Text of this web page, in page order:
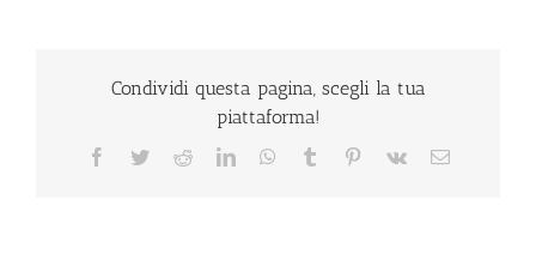
Condividi questa pagina, scegli la tua
piattaforma!
Facebook
TwitterRedditLinkedInWhatsApp
Tumblr Pinterest
Vk Email